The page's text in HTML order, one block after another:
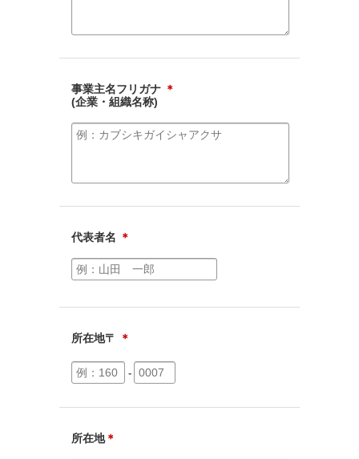
事業主名フリガナ ＊
(企業・組織名称)
代表者名 ＊
所在地〒 ＊
-
所在地＊